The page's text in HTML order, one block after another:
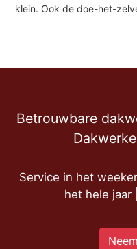
klein. Ook de doe-het-
Betrouwbare
Service in het
het hele jaar